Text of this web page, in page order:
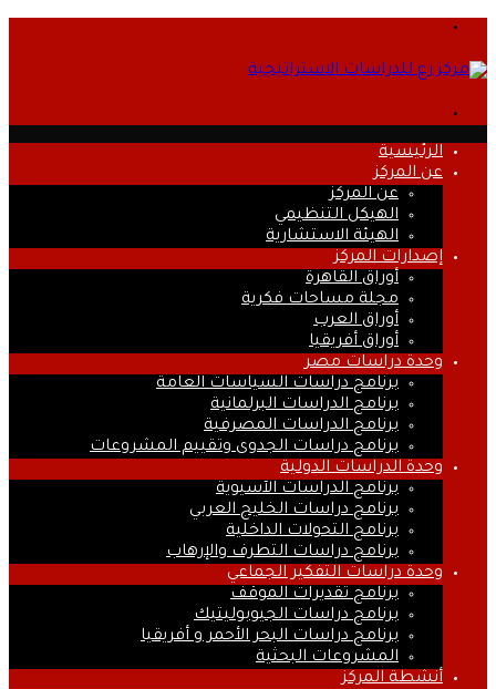
الرئيسية
عن المركز
عن المركز
الهيكل التنظيمي
الهيئة الاستشارية
إصدارات المركز
أوراق القاهرة
مجلة مساحات فكرية
أوراق العرب
أوراق أفريقيا
وحدة دراسات مصر
برنامج دراسات السياسات العامة
برنامج الدراسات البرلمانية
برنامج الدراسات المصرفية
برنامج دراسات الجدوى وتقييم المشروعات
وحدة الدراسات الدولية
برنامج الدراسات الآسيوية
برنامج دراسات الخليج العربي
برنامج التحولات الداخلية
برنامج دراسات التطرف والإرهاب
وحدة دراسات التفكير الجماعي
برنامج تقديرات الموقف
برنامج دراسات الجيوبوليتيك
برنامج دراسات البحر الأحمر و أفريقيا
المشروعات البحثية
أنشطة المركز